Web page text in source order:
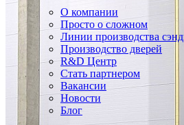
О компании
Просто о сложном
Линии производства
Производство дверей
R&D Центр
Стать партнером
Вакансии
Новости
Блог